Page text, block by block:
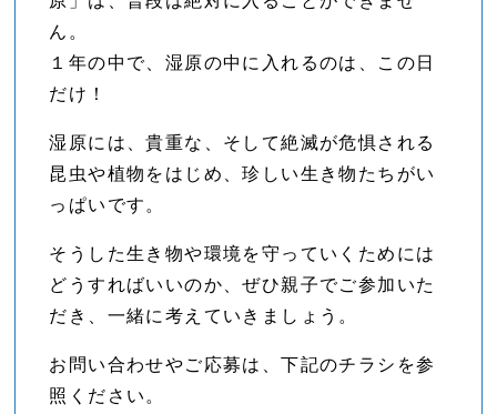
ん。
１年の中で、湿原の中に入れるのは、この日
だけ！
湿原には、貴重な、そして絶滅が危惧される
昆虫や植物をはじめ、珍しい生き物たちがい
っぱいです。
そうした生き物や環境を守っていくためには
どうすればいいのか、ぜひ親子でご参加いた
だき、一緒に考えていきましょう。
お問い合わせやご応募は、下記のチラシを参
照ください。